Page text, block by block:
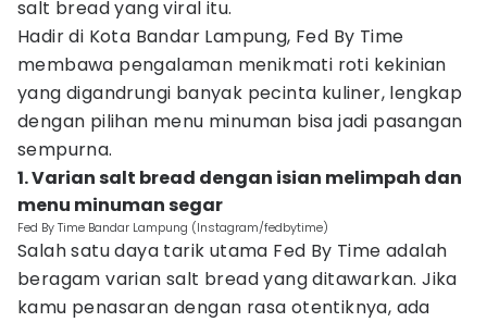
salt bread yang viral itu.
Hadir di Kota Bandar Lampung, Fed By Time
membawa pengalaman menikmati roti kekinian
yang digandrungi banyak pecinta kuliner, lengkap
dengan pilihan menu minuman bisa jadi pasangan
sempurna.
1. Varian salt bread dengan isian melimpah dan
menu minuman segar
Fed By Time Bandar Lampung (Instagram/fedbytime)
Salah satu daya tarik utama Fed By Time adalah
beragam varian salt bread yang ditawarkan. Jika
kamu penasaran dengan rasa otentiknya, ada